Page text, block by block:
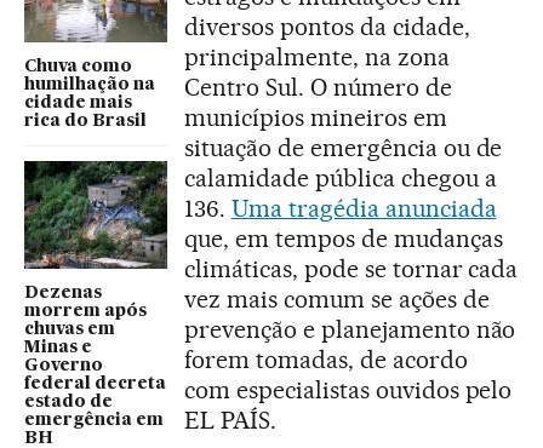
Chuva como
humilhação na
cidade mais
rica do Brasil
Dezenas
morrem após
chuvas em
Minas e
Governo
federal decreta
estado de
emergência em
BH
diversos pontos da cidade,
principalmente, na zona
Centro Sul. O número de
municípios mineiros em
situação de emergência ou de
calamidade pública chegou a
136. Uma tragédia anunciada
que, em tempos de mudanças
climáticas, pode se tornar cada
vez mais comum se ações de
prevenção e planejamento não
forem tomadas, de acordo
com especialistas ouvidos pelo
EL PAÍS.